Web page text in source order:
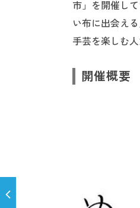
市」を開催し
い布に出会え
手芸を楽しむ
開催概要